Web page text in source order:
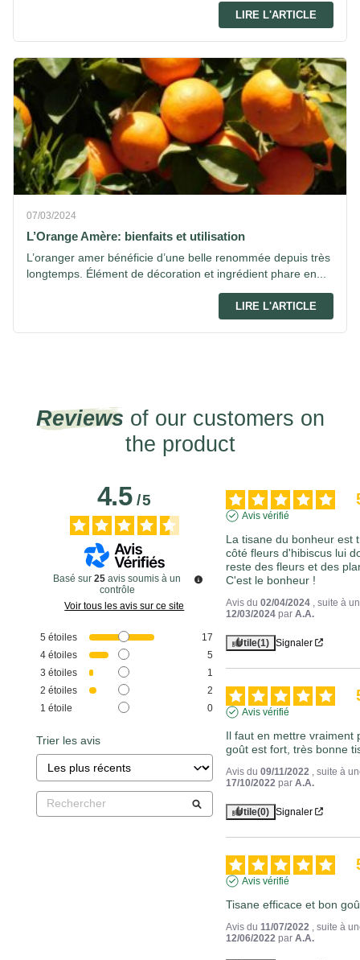
LIRE L'ARTICLE
07/03/2024
L’Orange Amère: bienfaits et utilisation
L’oranger amer bénéficie d’une belle renommée depuis très
longtemps. Élément de décoration et ingrédient phare en...
LIRE L'ARTICLE
Reviews of our customers on
the product
4.5/5
Basé sur25 avis soumis à un
contrôle
Voir tous les avis sur ce site
5 étoiles
17
4 étoiles
5
3 étoiles
1
2 étoiles
2
1 étoile 0
Trier les avis
Avis vérifié
La tisane du bonheur est
côté fleurs d'hibiscus lui
reste des fleurs et des
C'est le bonheur !
Avis du02/04/2024 , suite à
12/03/2024 parA.A.
Utile(1) Signaler
Avis vérifié
Il faut en mettre vraiment
goût est fort, très bonne
Avis du09/11/2022 , suite à
17/10/2022 parA.A.
Utile(0) Signaler
Avis vérifié
Tisane efficace et bon
Avis du11/07/2022 , suite à
12/06/2022 parA.A.